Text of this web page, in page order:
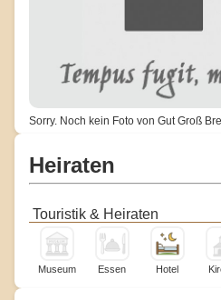
Sorry. Noch kein Foto von Gut Groß
Heiraten
Touristik & Heiraten
Museum Essen Hotel